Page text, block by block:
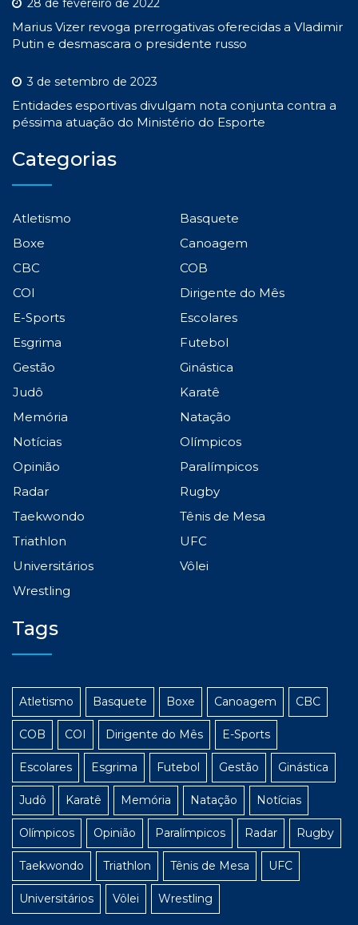
Marius Vizer revoga prerrogativas oferecidas a Vladimir
Putin e desmascara o presidente russo
3 de setembro de 2023
Entidades esportivas divulgam nota conjunta contra a
péssima atuação do Ministério do Esporte
Categorias
Atletismo
Basquete
Boxe
Canoagem
CBC
COB
COI
Dirigente do Mês
E-Sports
Escolares
Esgrima
Futebol
Gestão
Ginástica
Judô
Karatê
Memória
Natação
Notícias
Olímpicos
Opinião
Paralímpicos
Radar
Rugby
Taekwondo
Tênis de Mesa
Triathlon
UFC
Universitários
Vôlei
Wrestling
Tags
Atletismo Basquete Boxe Canoagem CBC
COB COI Dirigente do Mês E-Sports
Escolares Esgrima Futebol Gestão Ginástica
Judô Karatê Memória Natação Notícias
Olímpicos Opinião Paralímpicos Radar Rugby
Taekwondo Triathlon Tênis de Mesa UFC
Universitários Vôlei Wrestling